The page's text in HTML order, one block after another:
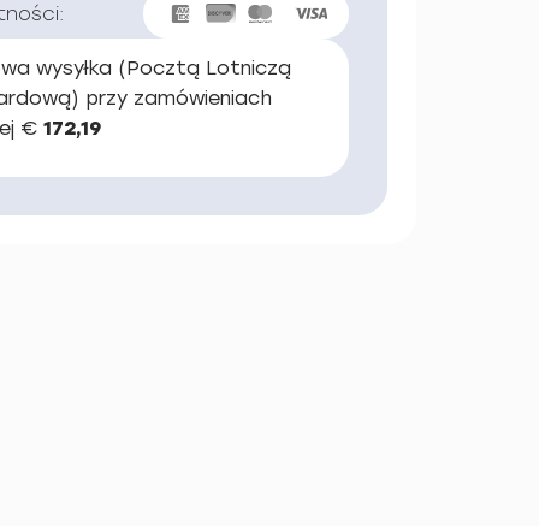
wysyłka (Pocztą Lotniczą
przy zamówieniach
€ 172,19